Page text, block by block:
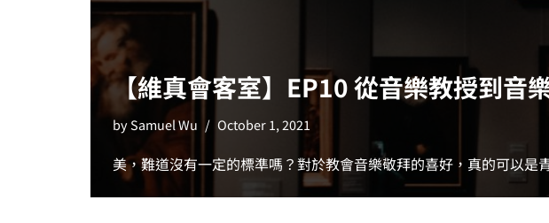
【維真會客室】EP10 從音樂教授到音
bySamuel Wu October 1, 2021
美，難道沒有一定的標準嗎？對於教會音樂敬拜的喜好，真的可以是